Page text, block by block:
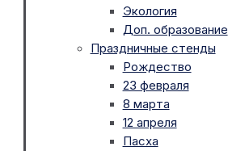
Экология
Доп. образование
Праздничные стенды
Рождество
23 февраля
8 марта
12 апреля
Пасха